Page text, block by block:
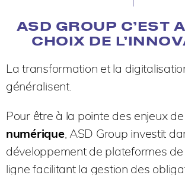
ASD GROUP C’EST
CHOIX DE
La transformation et la
généralisent.
Pour être à la pointe des enjeux
numérique, ASD Group investit
développement de plateformes
ligne facilitant la gestion des